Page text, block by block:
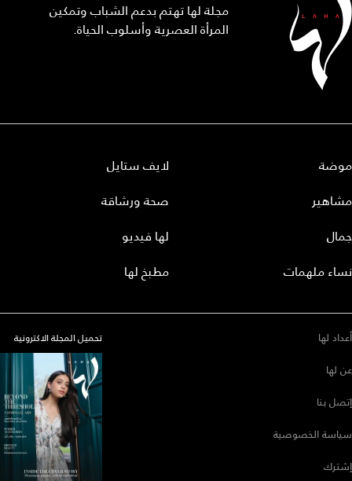
مجلة لها تهتم بدعم الشباب وتمكين
المرأة العصرية وأسلوب الحياة.
موضة
مشاهير
جمال
نساء ملهمات
لايف ستايل
صحة ورشاقة
لها فيديو
مطبخ لها
أعداد لها
عن لها
إتصل بنا
سياسة الخصوصية
إشترك
تحميل المجلة الاكترونية